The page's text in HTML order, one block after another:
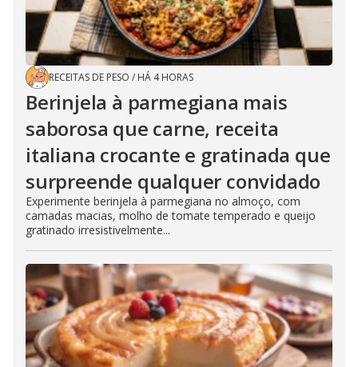
RECEITAS DE PESO / HÁ 4 HORAS
Berinjela à parmegiana mais
saborosa que carne, receita
italiana crocante e gratinada que
surpreende qualquer convidado
Experimente berinjela à parmegiana no almoço, com
camadas macias, molho de tomate temperado e queijo
gratinado irresistivelmente...